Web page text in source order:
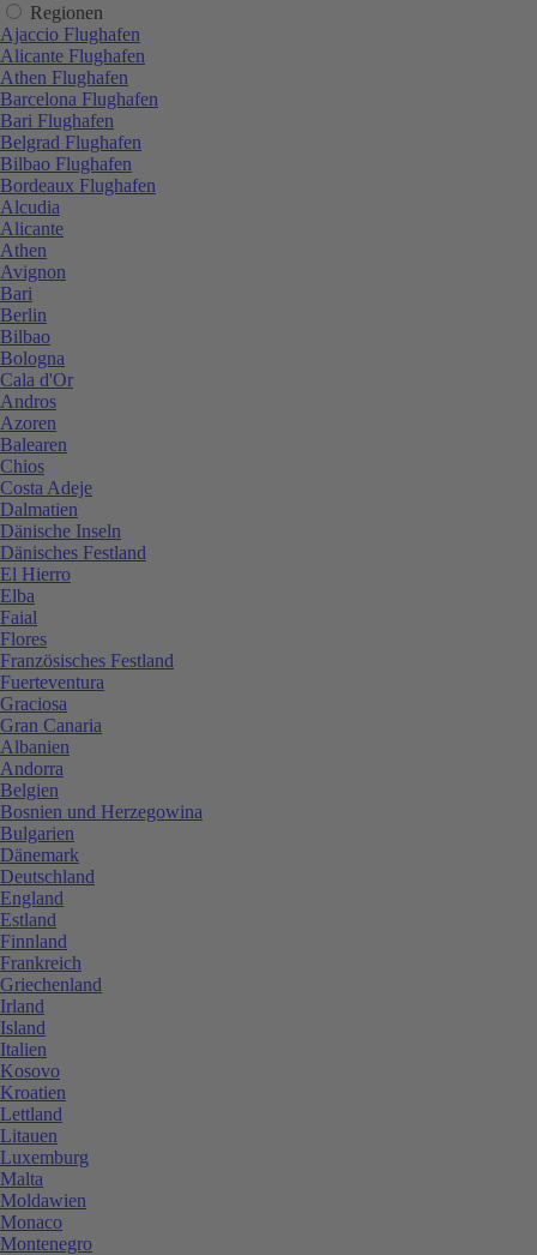
Regionen
Ajaccio Flughafen
Alicante Flughafen
Athen Flughafen
Barcelona Flughafen
Bari Flughafen
Belgrad Flughafen
Bilbao Flughafen
Bordeaux Flughafen
Alcudia
Alicante
Athen
Avignon
Bari
Berlin
Bilbao
Bologna
Cala d'Or
Andros
Azoren
Balearen
Chios
Costa Adeje
Dalmatien
Dänische Inseln
Dänisches Festland
El Hierro
Elba
Faial
Flores
Französisches Festland
Fuerteventura
Graciosa
Gran Canaria
Albanien
Andorra
Belgien
Bosnien und Herzegowina
Bulgarien
Dänemark
Deutschland
England
Estland
Finnland
Frankreich
Griechenland
Irland
Island
Italien
Kosovo
Kroatien
Lettland
Litauen
Luxemburg
Malta
Moldawien
Monaco
Montenegro